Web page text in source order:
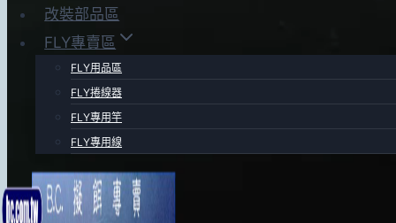
改裝部品區
FLY專賣區
FLY用品區
FLY捲線器
FLY專用竿
FLY專用線